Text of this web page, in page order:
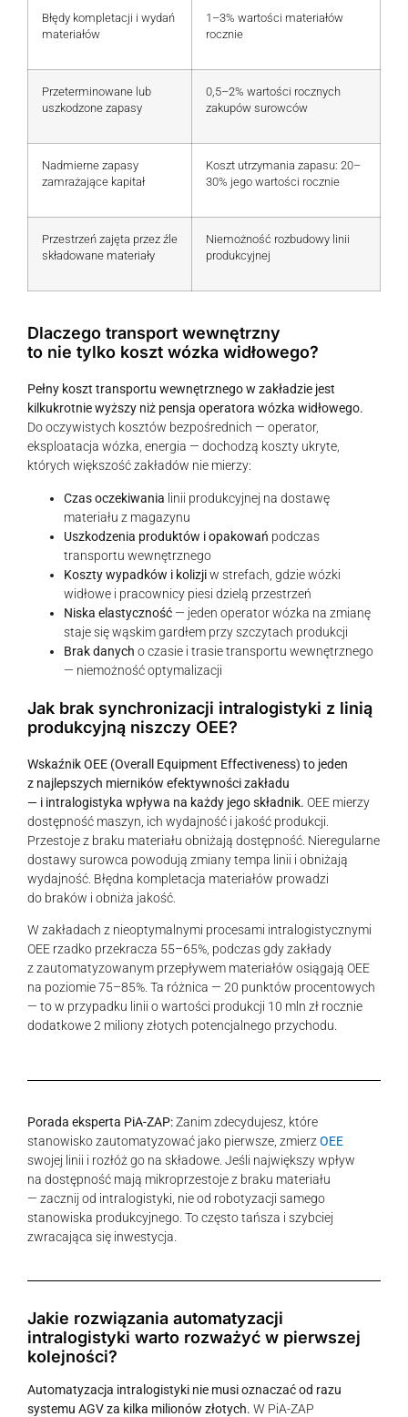
Błędy kompletacji i wydań
materiałów
1–3% wartości materiałów
rocznie
Przeterminowane lub
uszkodzone zapasy
0,5–2% wartości rocznych
zakupów surowców
Nadmierne zapasy
zamrażające kapitał
Koszt utrzymania zapasu: 20–
30% jego wartości rocznie
Przestrzeń zajęta przez źle
składowane materiały
Niemożność rozbudowy linii
produkcyjnej
Dlaczego transport wewnętrzny
to nie tylko koszt wózka widłowego?
Pełny koszt transportu wewnętrznego w zakładzie jest
kilkukrotnie wyższy niż pensja operatora wózka widłowego.
Do oczywistych kosztów bezpośrednich — operator,
eksploatacja wózka, energia — dochodzą koszty ukryte,
których większość zakładów nie mierzy:
Czas oczekiwania linii produkcyjnej na dostawę
materiału z magazynu
Uszkodzenia produktów i opakowań podczas
transportu wewnętrznego
Koszty wypadków i kolizjiw strefach, gdzie wózki
widłowe i pracownicy piesi dzielą przestrzeń
Niska elastyczność — jeden operator wózka na zmianę
staje się wąskim gardłem przy szczytach produkcji
Brak danych o czasie i trasie transportu wewnętrznego
— niemożność optymalizacji
Jak brak synchronizacji intralogistyki z linią
produkcyjną niszczy OEE?
Wskaźnik OEE (Overall Equipment Effectiveness) to jeden
z najlepszych mierników efektywności zakładu
— i intralogistyka wpływa na każdy jego składnik. OEE mierzy
dostępność maszyn, ich wydajność i jakość produkcji.
Przestoje z braku materiału obniżają dostępność. Nieregularne
dostawy surowca powodują zmiany tempa linii i obniżają
wydajność. Błędna kompletacja materiałów prowadzi
do braków i obniża jakość.
W zakładach z nieoptymalnymi procesami intralogistycznymi
OEE rzadko przekracza 55–65%, podczas gdy zakłady
z zautomatyzowanym przepływem materiałów osiągają OEE
na poziomie 75–85%. Ta różnica — 20 punktów procentowych
— to w przypadku linii o wartości produkcji 10 mln zł rocznie
dodatkowe 2 miliony złotych potencjalnego przychodu.
Porada eksperta PiA-ZAP:Zanim zdecydujesz, które
stanowisko zautomatyzować jako pierwsze, zmierzOEE
swojej linii i rozłóż go na składowe. Jeśli największy wpływ
na dostępność mają mikroprzestoje z braku materiału
— zacznij od intralogistyki, nie od robotyzacji samego
stanowiska produkcyjnego. To często tańsza i szybciej
zwracająca się inwestycja.
Jakie rozwiązania automatyzacji
intralogistyki warto rozważyć w pierwszej
kolejności?
Automatyzacja intralogistyki nie musi oznaczać od razu
systemu AGV za kilka milionów złotych. W PiA-ZAP